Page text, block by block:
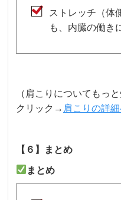
ストレッチ（体
も、内臓の働き
（肩こりについてもっ
クリック→ 肩こりの詳細
【６】まとめ
まとめ